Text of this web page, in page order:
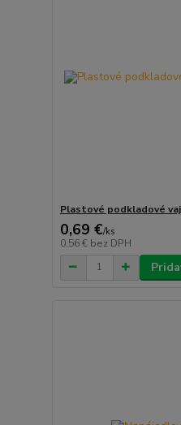
Plastové podkladové
0,69 €/ks
0,56 € bez DPH